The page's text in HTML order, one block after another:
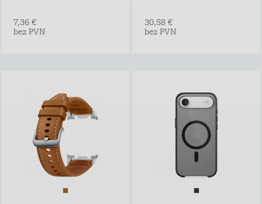
7,36 €
bez PVN
30,58 €
bez PVN